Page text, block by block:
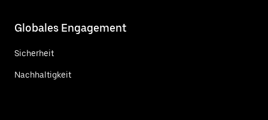
Globales Engagement
Sicherheit
Nachhaltigkeit